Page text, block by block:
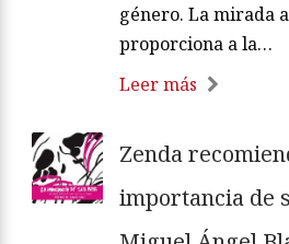
género. La mirada
proporciona a la…
Leer más
Zenda
importancia de